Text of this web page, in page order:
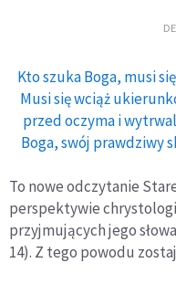
Kto szuka Boga, musi
Musi się wciąż
przed oczyma i
Boga, swój prawdziwy
To nowe odczytanie
perspektywie
przyjmujących jego
14). Z tego powodu